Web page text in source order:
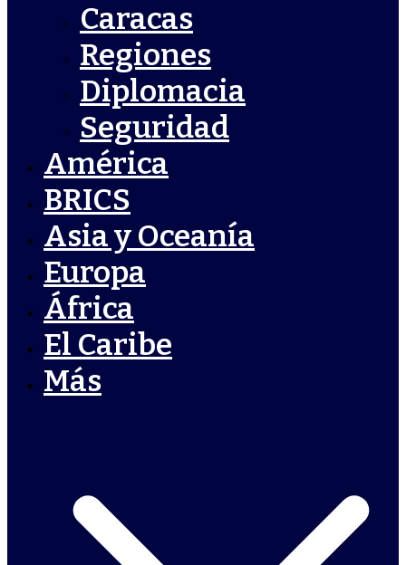
Caracas
Regiones
Diplomacia
Seguridad
América
BRICS
Asia y Oceanía
Europa
África
El Caribe
Más